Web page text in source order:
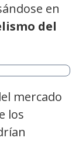
en
del
mercado
los